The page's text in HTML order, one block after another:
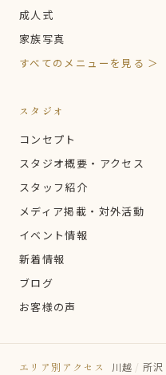
成人式
家族写真
すべてのメニューを見る ＞
スタジオ
コンセプト
スタジオ概要・アクセス
スタッフ紹介
メディア掲載・対外活動
イベント情報
新着情報
ブログ
お客様の声
エリア別アクセス 川越 / 所沢